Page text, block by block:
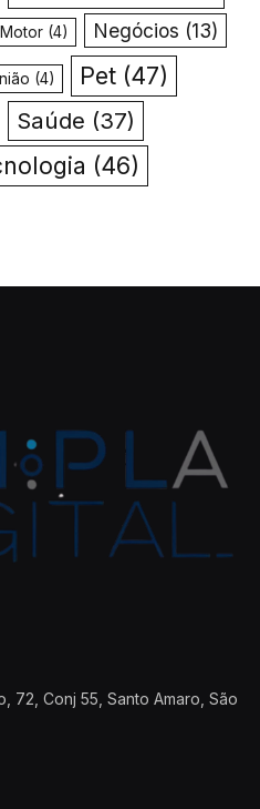
Motor(4) Negócios (13)
(4) Pet (47)
Saúde (37)
(46)
72, Conj 55, Santo Amaro, São